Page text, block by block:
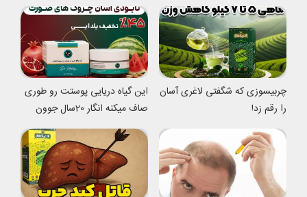
چربیسوزی که شگفتی لاغری آسان
را رقم زد!
این گیاه دریایی پوستت رو طوری
صاف میکنه انگار 20سال جوون
شدی